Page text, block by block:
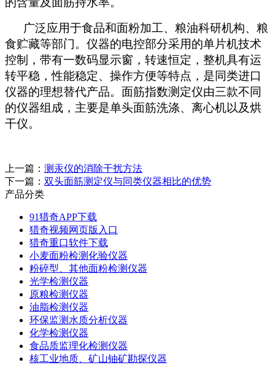
广泛应用于食品和面粉加工、粮油科研机构、粮
食贮藏等部门。仪器的电控部分采用的单片机技术
控制，带有一数码显示窗，转速恒定，整机具有运
转平稳，性能稳定、操作方便等特点，是同类进口
仪器的理想替代产品。面筋指数测定仪由三款不同
的仪器组成，主要是单头面筋洗涤、离心机以及烘
干仪。
上一篇： 测汞仪的消除干扰方法
下一篇： 双头面筋测定仪与同类仪器相比的优势
产品分类
91猎奇APP下载
猎奇视频网页版入口
猎奇重口软件下载
小麦面粉检测化验仪器
粉碎型、其他面粉检测仪器
光学检测仪器
原粮检测仪器
油脂检测仪器
环保监测水质分析仪器
化学检测仪器
食品质监理化检测仪器
核工业地质、矿山铀矿勘探仪器